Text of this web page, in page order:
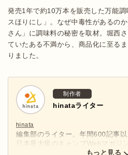
発売1年で約10万本を販売した万能
スほりにし」。なぜ中毒性があるの
さん」に調味料の秘密を取材。堀西
ていたある不満から、商品化に至る
りました。
制作者
hinataライター
hinata
編集部のライター。年間600記事以
日本最大級のキャンプWebマガジ
た、アウトドアの最新情報をお届
もっと見る